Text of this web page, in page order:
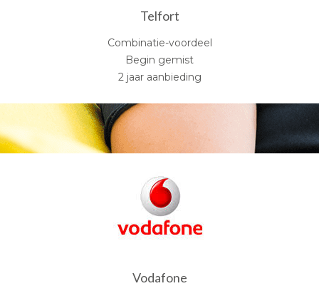
Telfort
Combinatie-voordeel
Begin gemist
2 jaar aanbieding
Vodafone